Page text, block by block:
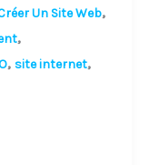
Un Site Web,
,
, site internet,